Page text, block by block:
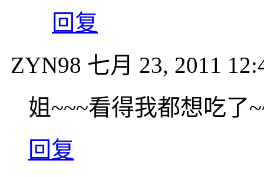
回复
ZYN98 七月 23, 2011
姐~~~看得我都想吃
回复